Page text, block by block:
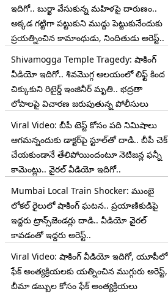
ఇదిగో.. బుర్ఖా వేసుకున్న మహిళపై దారుణం..
అక్కడ గట్టిగా పట్టుకుని ముద్దు పెట్టుకునేందుకు
ప్రయత్నించిన కామాంధుడు, నిందితుడు అరెస్ట్..
Shivamogga Temple Tragedy: షాకింగ్
వీడియో ఇదిగో.. శివమొగ్గ ఆలయంలో లిఫ్ట్ కింద
చిక్కుకుని రిటైర్డ్ ఇంజినీర్ మృతి.. భద్రతా
లోపాలపై విచారణ జరుపుతున్న పోలీసులు
Viral Video: బీపీ టెస్ట్‌ కోసం పది నిమిషాలు
ఆగమన్నందుకు డాక్టర్‌పై స్టూల్‌తో దాడి.. బీపీ చెక్
చేయకుండానే తేలిపోయిందంటూ నెటిజన్ల ఫన్నీ
కామెంట్లు.. వైరల్ వీడియో ఇదిగో..
Mumbai Local Train Shocker: ముంబై
లోకల్ రైలులో షాకింగ్ ఘటన.. ప్రయాణికుడిపై
ఇద్దరు ట్రాన్స్‌జెండర్లు దాడి.. వీడియో వైరల్
కావడంతో ఇద్దరు అరెస్ట్..
Viral Video: షాకింగ్ వీడియో ఇదిగో, యూపీలో
ఫేక్ అంత్యక్రియలకు యత్నించిన ముగ్గురు అరెస్ట్,
బీమా డబ్బుల కోసం ఫేక్ అంత్యక్రియలు